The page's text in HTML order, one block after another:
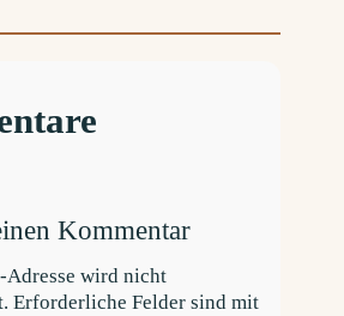
Kommentar
wird nicht
Erforderliche Felder sind mit